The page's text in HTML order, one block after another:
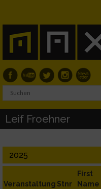
Leif Froehner
2025
Veranstaltung Stnr
First
Name